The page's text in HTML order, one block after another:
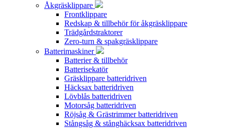
Åkgräsklippare
Frontklippare
Redskap & tillbehör för åkgräsklippare
Trädgårdstraktorer
Zero-turn & spakgräsklippare
Batterimaskiner
Batterier & tillbehör
Batterisekatör
Gräsklippare batteridriven
Häcksax batteridriven
Lövblås batteridriven
Motorsåg batteridriven
Röjsåg & Grästrimmer batteridriven
Stångsåg & stånghäcksax batteridriven